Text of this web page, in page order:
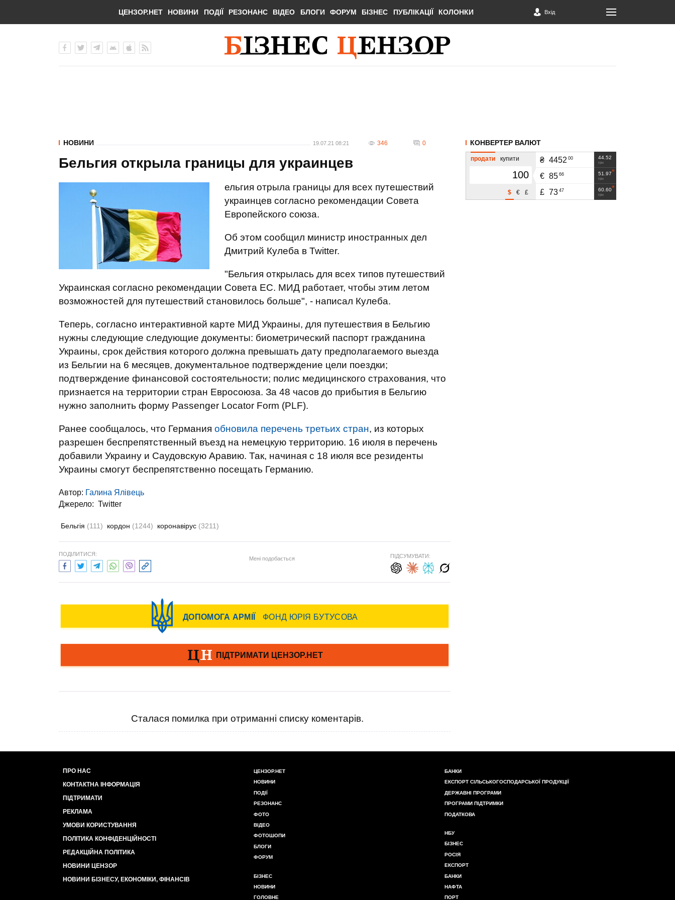
ЦЕНЗОР.НЕТ НОВИНИ ПОДІЇ РЕЗОНАНС ВІДЕО БЛОГИ ФОРУМ БІЗНЕС ПУБЛІКАЦІЇ КОЛОНКИ Вхід
НОВИНИ 19.07.21 08:21 346 0
Бельгия открыла границы для украинцев
ельгия отрыла границы для всех путешествий
украинцев согласно рекомендации Совета
Европейского союза.
Об этом сообщил министр иностранных дел
Дмитрий Кулеба в Twitter.
"Бельгия открылась для всех типов путешествий
Украинская согласно рекомендации Совета ЕС. МИД работает, чтобы этим летом
возможностей для путешествий становилось больше", - написал Кулеба.
Теперь, согласно интерактивной карте МИД Украины, для путешествия в Бельгию
нужны следующие следующие документы: биометрический паспорт гражданина
Украины, срок действия которого должна превышать дату предполагаемого выезда
из Бельгии на 6 месяцев, документальное подтверждение цели поездки;
подтверждение финансовой состоятельности; полис медицинского страхования, что
признается на территории стран Евросоюза. За 48 часов до прибытия в Бельгию
нужно заполнить форму Passenger Locator Form (PLF).
Ранее сообщалось, что Германия обновила перечень третьих стран, из которых
разрешен беспрепятственный въезд на немецкую территорию. 16 июля в перечень
добавили Украину и Саудовскую Аравию. Так, начиная с 18 июля все резиденты
Украины смогут беспрепятственно посещать Германию.
Автор: Галина Ялівець
Джерело: Twitter
Бельгія (111) кордон (1244) коронавірус (3211)
ПОДІЛИТИСЯ:
Мені подобається ПІДСУМУВАТИ:
Сталася помилка при отриманні списку коментарів.
КОНВЕРТЕР ВАЛЮТ
продати купити
£
€
$
44.52
грн
₴ 4452 00
51.97
грн
€ 85 66
60.60
грн
£ 73 47
ПРО НАС
КОНТАКТНА ІНФОРМАЦІЯ
ПІДТРИМАТИ
РЕКЛАМА
УМОВИ КОРИСТУВАННЯ
ПОЛІТИКА КОНФІДЕНЦІЙНОСТІ
РЕДАКЦІЙНА ПОЛІТИКА
НОВИНИ ЦЕНЗОР
НОВИНИ БІЗНЕСУ, ЕКОНОМІКИ, ФІНАНСІВ
ЦЕНЗОР.НЕТ
НОВИНИ
ПОДІЇ
РЕЗОНАНС
ФОТО
ВІДЕО
ФОТОШОПИ
БЛОГИ
ФОРУМ
БІЗНЕС
НОВИНИ
ГОЛОВНЕ
БАНКИ
ЕКСПОРТ СІЛЬСЬКОГОСПОДАРСЬКОЇ ПРОДУКЦІЇ
ДЕРЖАВНІ ПРОГРАМИ
ПРОГРАМИ ПІДТРИМКИ
ПОДАТКОВА
НБУ
БІЗНЕС
РОСІЯ
ЕКСПОРТ
БАНКИ
НАФТА
ПОРТ